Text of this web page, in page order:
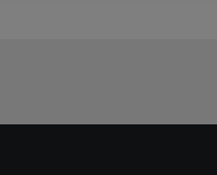
van Lidl.be
Onder “Aanpassen” kunt u
Door op “weigeren” te klikken, kunt
“aanvaarden” te klikken, stemt u in